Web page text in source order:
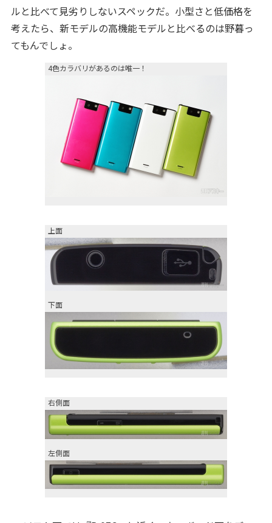
ルと比べて見劣りしないスペックだ。小型さと低価格を
考えたら、新モデルの高機能モデルと比べるのは野暮っ
てもんでしょ。
4色カラバリがあるのは唯一！
上面
下面
右側面
左側面